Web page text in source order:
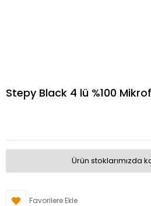
Stepy Black 4 lü %100
Ürün stoklarımızda
Favorilere Ekle